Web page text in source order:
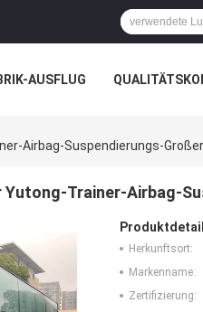
AUSFLUG
Airbag-Suspendierungs-
Trainer-Airbag-
Herkunftsort:
Markenname:
Zertifizierung: